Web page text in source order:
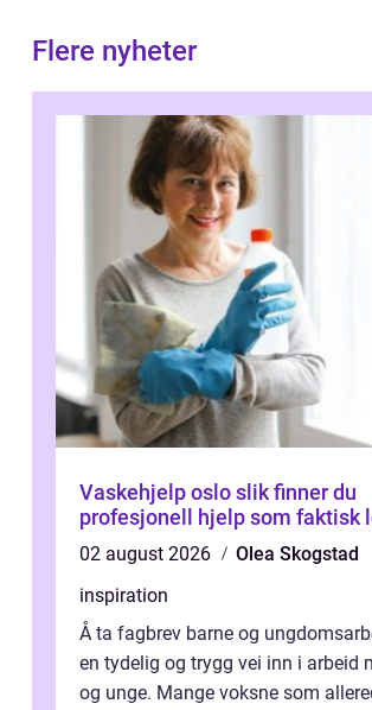
Flere nyheter
Vaskehjelp oslo slik finner du
profesjonell hjelp som faktisk
02 august 2026
Olea Skogstad
inspiration
Å ta fagbrev barne og
en tydelig og trygg vei inn i arbeid
og unge. Mange voksne som